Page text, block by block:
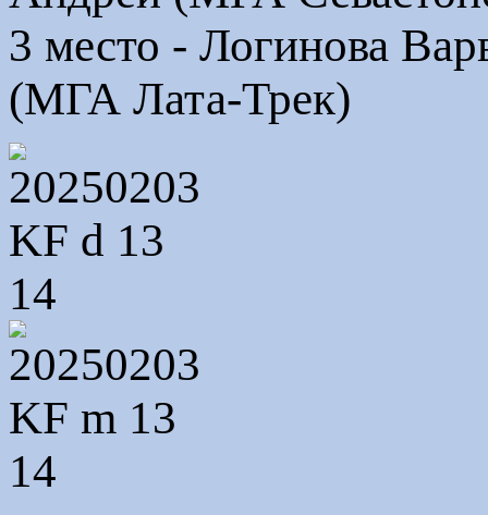
3 место - Логинова
(МГА Лата-Трек)